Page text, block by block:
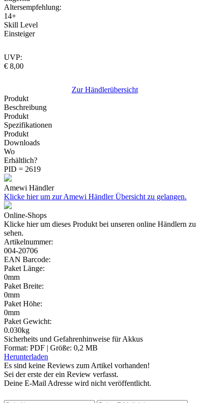
Altersempfehlung:
14+
Skill Level
Einsteiger
UVP:
€ 8,00
Zur Händlerübersicht
Produkt
Beschreibung
Produkt
Spezifikationen
Produkt
Downloads
Wo
Erhältlich?
PID = 2619
Amewi Händler
Klicke hier um zur Amewi Händler Übersicht zu gelangen.
Online-Shops
Klicke hier um dieses Produkt bei unseren online Händlern zu
sehen.
Artikelnummer:
004-20706
EAN Barcode:
Paket Länge:
0mm
Paket Breite:
0mm
Paket Höhe:
0mm
Paket Gewicht:
0.030kg
Sicherheits und Gefahrenhinweise für Akkus
Format: PDF | Größe: 0,2 MB
Herunterladen
Es sind keine Reviews zum Artikel vorhanden!
Sei der erste der ein Review verfasst.
Deine E-Mail Adresse wird nicht veröffentlicht.